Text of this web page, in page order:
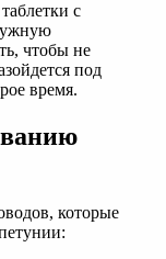
с
чтобы не
под
время.
которые